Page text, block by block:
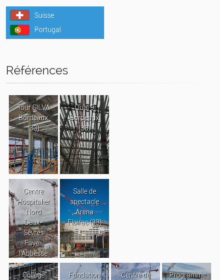
Suisse
Portugal
Références
Tour SILVA
Bordeaux
(33)
Quai 9
Bordeaux
(33)
Centre
Hospitalier
Nord
Deux-
Sèvres
Faye-
l’Abbesse
Salle de
spectacle
Arena
Floirac (33)
Collège
Fondation
Centre de
Programme